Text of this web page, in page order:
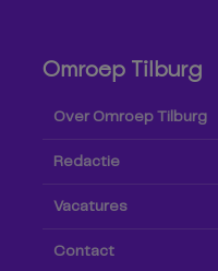
Omroep Tilburg
Over Omroep Tilburg
Redactie
Vacatures
Contact